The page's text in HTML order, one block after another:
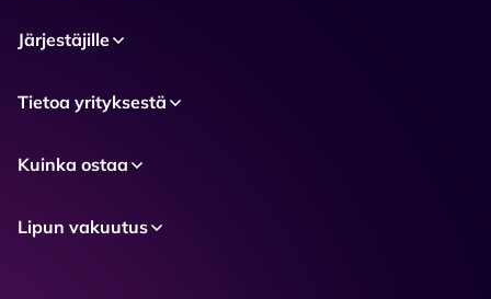
Järjestäjille
Tietoa yrityksestä
Kuinka ostaa
Lipun vakuutus